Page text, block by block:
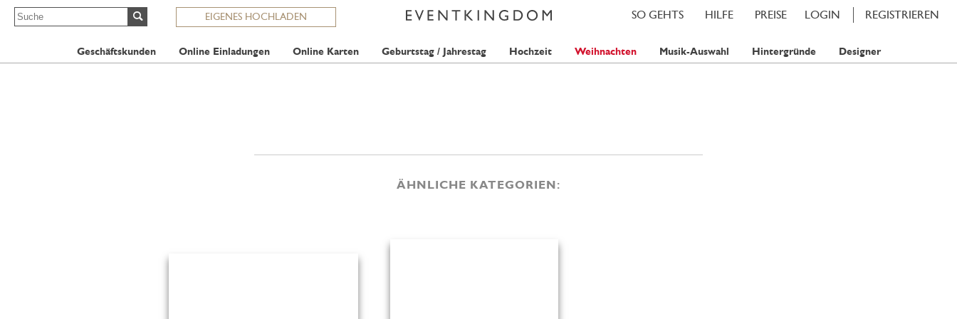
EIGENES HOCHLADEN LOGIN REGISTRIEREN
PREISE
HILFE
SO GEHTS
Geschäftskunden Online Einladungen Online Karten Geburtstag / Jahrestag Hochzeit Weihnachten Musik-Auswahl Hintergründe Designer
ÄHNLICHE KATEGORIEN: